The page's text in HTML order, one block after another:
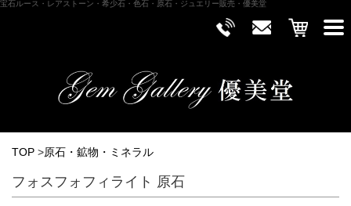
宝石ルース・レアストーン・希少石・色石・原石・ジュエリー販売・優美堂
TOP >原石・鉱物・ミネラル
フォスフォフィライト 原石